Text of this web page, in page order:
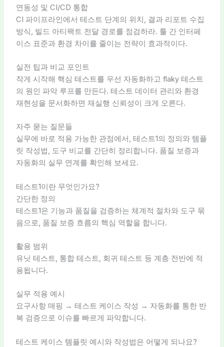
연동성 및 CI/CD 통합
CI 파이프라인에서 테스트 단계의 위치, 결과 리포트 수집
방식, 빌드 아티팩트 전달 경로를 점검하라. 툴 간 인터페
이스 표준과 환경 차이를 줄이는 전략이 효과적이다.
실전 팁과 비교 포인트
작게 시작해 핵심 테스트를 우선 자동화하고 flaky 테스트
의 원인 파악 루프를 만든다. 테스트 데이터 관리와 환경
재현성을 문서화하면 재실행 신뢰성이 크게 오른다.
자주 묻는 질문들
실무에 바로 적용 가능한 관점에서, 테스트1의 정의와 템플
릿 작성법, 도구 비교를 간단히 정리합니다. 품질 보증과
자동화의 실무 연계를 확인해 보세요.
테스트1이란 무엇인가요?
간단한 정의
테스트1은 기능과 품질을 검증하는 체계적 절차와 도구 묶
음으로, 품질 보증 흐름의 핵심 역할을 합니다.
활용 범위
유닛 테스트, 통합 테스트, 회귀 테스트 등 계층 전반에 적
용됩니다.
실무 적용 예시
요구사항 매핑 → 테스트 케이스 작성 → 자동화를 통한 반
복 검증으로 이슈를 빠르게 파악합니다.
테스트 케이스 템플릿 예시와 작성법은 어떻게 되나요?